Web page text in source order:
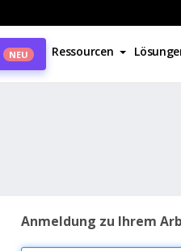
NEU Ressourcen
Anmeldung zu Ihrem